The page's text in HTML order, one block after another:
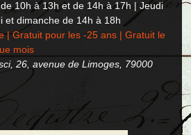
10h à 13h et de 14h à 17h | Jeudi
et dimanche de 14h à 18h
| Gratuit pour les -25 ans | Gratuit le
mois
26, avenue de Limoges, 79000